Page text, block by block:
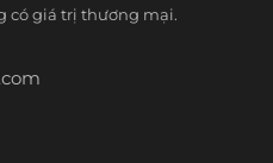
có giá trị thương mại.